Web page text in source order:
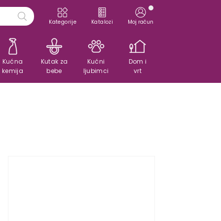
Kategorije Katalozi Moj račun
Kućna
kemija
Kutak za
bebe
Kućni
ljubimci
Dom i
vrt